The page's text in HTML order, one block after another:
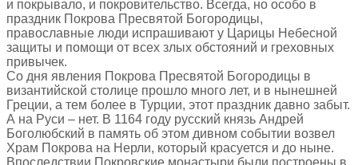
и покрывало, и покровительство. Всегда, но особо в
праздник Покрова Пресвятой Богородицы,
православные люди испрашивают у Царицы Небесной
защиты и помощи от всех злых обстояний и греховных
привычек.
Со дня явления Покрова Пресвятой Богородицы в
византийской столице прошло много лет, и в нынешней
Греции, а тем более в Турции, этот праздник давно забыт.
А на Руси – нет. В 1164 году русский князь Андрей
Боголюбский в память об этом дивном событии возвел
Храм Покрова на Нерли, который красуется и до ныне.
Впоследствии Покровские монастыри были построены в